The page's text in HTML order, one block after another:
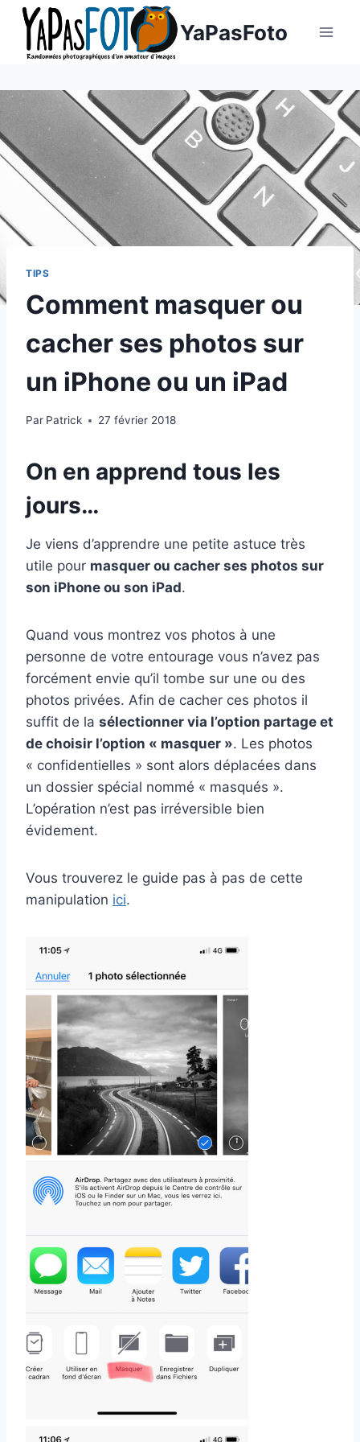
Aller
contenu
YaPasFoto
TIPS
Comment masquer ou
cacher ses photos sur
un iPhone ou un iPad
Par Patrick 27 février 2018
On en apprend tous les
jours…
Je viens d’apprendre une petite astuce très
utile pour masquer ou cacher ses photos sur
son iPhone ou son iPad.
Quand vous montrez vos photos à une
personne de votre entourage vous n’avez pas
forcément envie qu’il tombe sur une ou des
photos privées. Afin de cacher ces photos il
suffit de la sélectionner via l’option partage et
de choisir l’option « masquer ». Les photos
« confidentielles » sont alors déplacées dans
un dossier spécial nommé « masqués ».
L’opération n’est pas irréversible bien
évidement.
Vous trouverez le guide pas à pas de cette
manipulation ici.